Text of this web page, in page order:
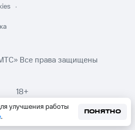
улучшения работы
.
ПОНЯТНО
Все права защищены
18+